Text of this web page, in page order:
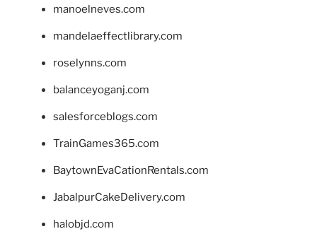
manoelneves.com
mandelaeffectlibrary.com
roselynns.com
balanceyoganj.com
salesforceblogs.com
TrainGames365.com
BaytownEvaCationRentals.com
JabalpurCakeDelivery.com
halobjd.com